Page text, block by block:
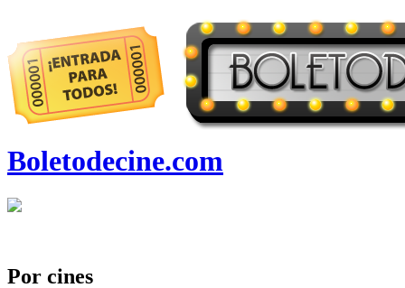
Boletodecine.com
Por cines